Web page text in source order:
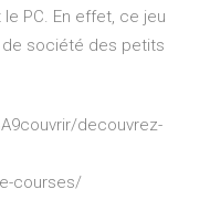
PC. En effet, ce jeu
société des petits
decouvrez-
courses/